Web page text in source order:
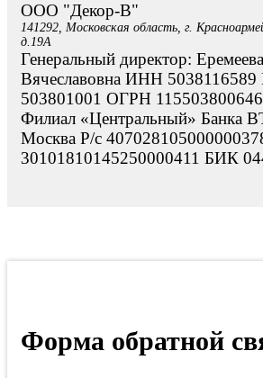
ООО "Декор-В"
141292, Московская область, г.
д.19А
Генеральный директор:
Вячеславовна ИНН
503801001 ОГРН
Филиал «Центральный» Банка
Москва Р/с
30101810145250000411 БИК
Форма обратной